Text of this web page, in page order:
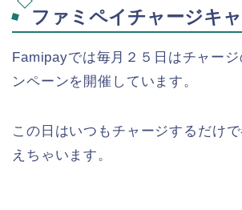
ファミペイチャージキ
Famipayでは毎月２５日はチャー
ンペーンを開催しています。
この日はいつもチャージするだけ
えちゃいます。